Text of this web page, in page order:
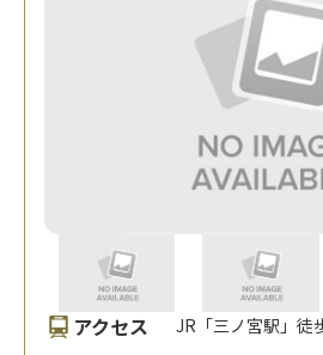
アクセス JR「三ノ宮駅」徒